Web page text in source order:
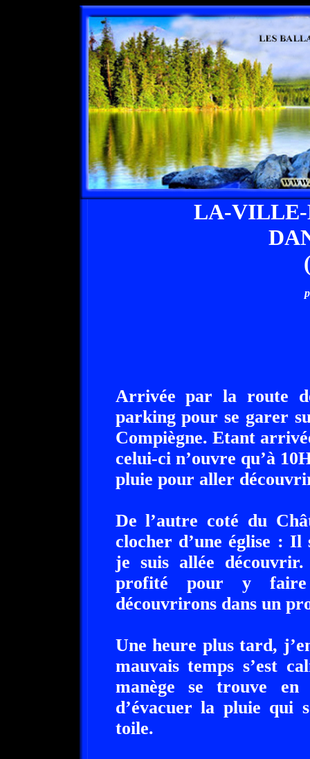
LA-VILLE-
Arrivée par la route
parking pour se garer
Compiègne. Etant
celui-ci n’ouvre qu’à
pluie pour aller
De l’autre coté du
clocher d’une église : Il
je suis allée
profité pour y faire
découvrirons dans un
Une heure plus tard,
mauvais temps s’est
manège se trouve
d’évacuer la pluie qui
toile.